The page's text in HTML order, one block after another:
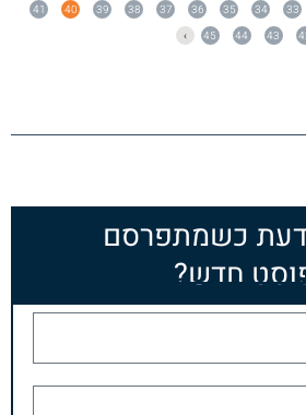
33
34
35
36
37
38
39
40
41
43
44
45
›
כשמתפרסם
חדש?